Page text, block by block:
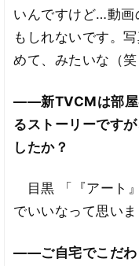
いんですけど…動画
もしれないです。
めて、みたいな（笑
――新TVCMは部屋
るストーリーです
したか？
目黒 「『アート
でいいなって思いま
――ご自宅でこだわ